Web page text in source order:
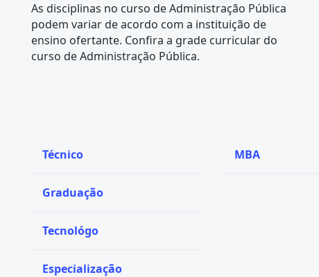
As disciplinas no curso de Administração Pública
podem variar de acordo com a instituição de
ensino ofertante. Confira a grade curriculardo
curso de Administração Pública.
Técnico
Graduação
Tecnológo
Especialização
MBA